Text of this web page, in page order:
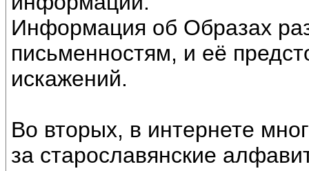
Информация об Образах
письменностям, и её
искажений.
Во вторых, в интернете
за старославянские